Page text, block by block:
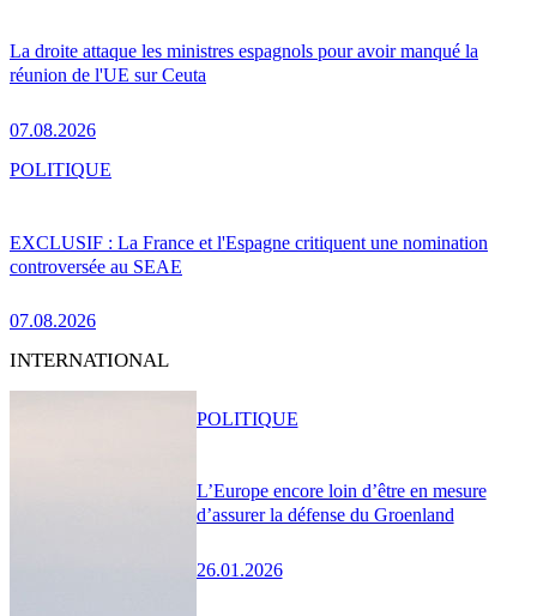
La droite attaque les ministres espagnols pour avoir manqué la
réunion de l'UE sur Ceuta
07.08.2026
EXCLUSIF : La France et l'Espagne critiquent une nomination
controversée au SEAE
07.08.2026
POLITIQUE
INTERNATIONAL
L’Europe encore loin d’être en mesure
d’assurer la défense du Groenland
26.01.2026
POLITIQUE